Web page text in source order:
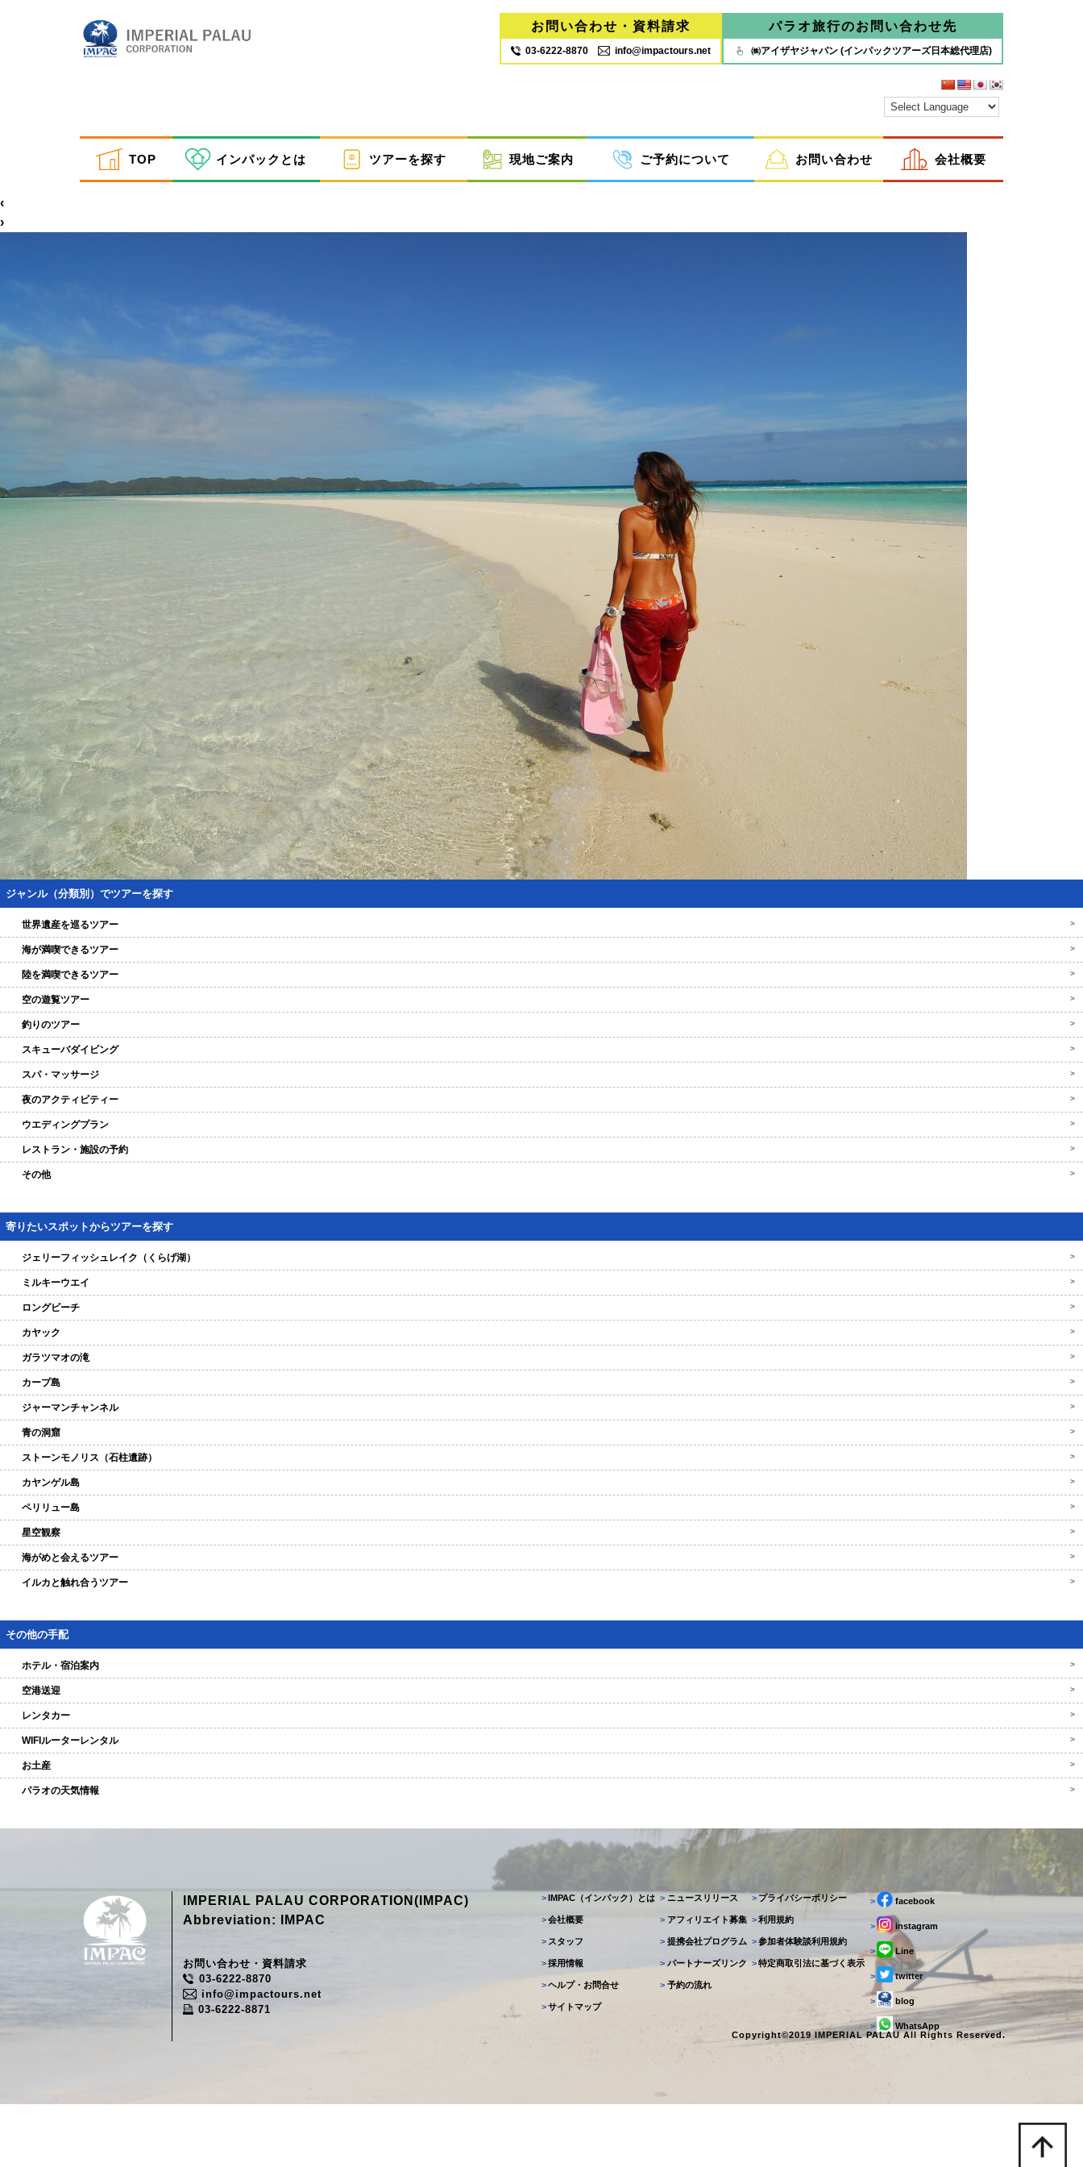
お問い合わせ・資料請求
03‐6222‐8870 info@impactours.net
パラオ旅行のお問い合わせ先
㈱アイザヤジャパン (インパックツアーズ日本総代理店)
TOP インパックとは ツアーを探す 現地ご案内 ご予約について お問い合わせ 会社概要
|
2021年1月27日
Return to 新サウスロックアイランドツアー
‹
›
ジャンル（分類別）でツアーを探す
世界遺産を巡るツアー >
海が満喫できるツアー >
陸を満喫できるツアー >
空の遊覧ツアー >
釣りのツアー >
スキューバダイビング >
スパ・マッサージ >
夜のアクティビティー >
ウエディングプラン >
レストラン・施設の予約 >
その他 >
寄りたいスポットからツアーを探す
ジェリーフィッシュレイク（くらげ湖） >
ミルキーウエイ >
ロングビーチ >
カヤック >
ガラツマオの滝 >
カープ島 >
ジャーマンチャンネル >
青の洞窟 >
ストーンモノリス（石柱遺跡） >
カヤンゲル島 >
ペリリュー島 >
星空観察 >
海がめと会えるツアー >
イルカと触れ合うツアー >
その他の手配
ホテル・宿泊案内 >
空港送迎 >
レンタカー >
WIFIルーターレンタル >
お土産 >
パラオの天気情報 >
IMPERIAL PALAU CORPORATION(IMPAC)
Abbreviation: IMPAC
お問い合わせ・資料請求
03-6222-8870
info@impactours.net
03-6222-8871
> IMPAC（インパック）とは
>会社概要
> スタッフ
>採用情報
>ヘルプ・お問合せ
>サイトマップ
> ニュースリリース
> アフィリエイト募集
> 提携会社プログラム
> パートナーズリンク
> 予約の流れ
> プライバシーポリシー
>利用規約
>参加者体験談利用規約
>特定商取引法に基づく表示
> facebook
> instagram
> Line
> twitter
> blog
>
WhatsApp
Copyright©2019 IMPERIAL PALAU All Rights Reserved.